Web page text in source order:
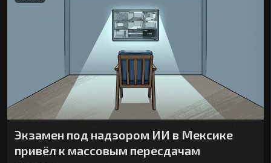
Экзамен под надзором ИИ в Мексике
привёл к массовым пересдачам